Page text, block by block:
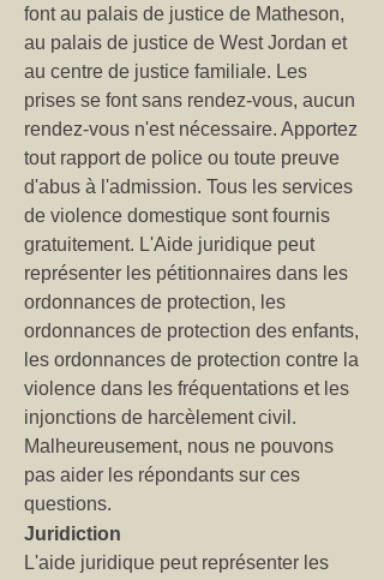
font au palais de justice de Matheson,
au palais de justice de West Jordan et
au centre de justice familiale. Les
prises se font sans rendez-vous, aucun
rendez-vous n'est nécessaire. Apportez
tout rapport de police ou toute preuve
d'abus à l'admission. Tous les services
de violence domestique sont fournis
gratuitement. L'Aide juridique peut
représenter les pétitionnaires dans les
ordonnances de protection, les
ordonnances de protection des enfants,
les ordonnances de protection contre la
violence dans les fréquentations et les
injonctions de harcèlement civil.
Malheureusement, nous ne pouvons
pas aider les répondants sur ces
questions.
Juridiction
L'aide juridique peut représenter les